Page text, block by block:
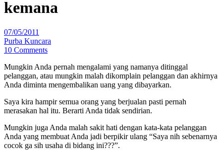
kemana
07/05/2011
Purba Kuncara
10 Comments
Mungkin Anda pernah mengalami yang namanya ditinggal
pelanggan, atau mungkin malah dikomplain pelanggan dan akhirnya
Anda diminta mengembalikan uang yang dibayarkan.
Saya kira hampir semua orang yang berjualan pasti pernah
merasakan hal itu. Berarti Anda tidak sendirian.
Mungkin juga Anda malah sakit hati dengan kata-kata pelanggan
Anda yang membuat Anda jadi berpikir ulang “Saya nih sebenarnya
cocok ga sih usaha di bidang ini???”.